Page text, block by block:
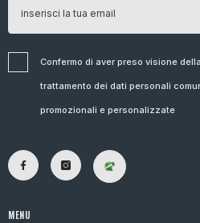
Confermo di aver preso visione
trattamento dei dati personali
promozionali e personalizzate
MENU